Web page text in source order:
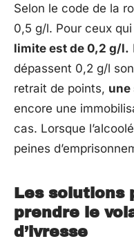
Selon le code de la
0,5 g/l. Pour ceux
limite est de 0,2 g/l.
dépassent 0,2 g/l
retrait de points, une
encore une
cas. Lorsque
peines
Les solutions
prendre le
d’ivresse